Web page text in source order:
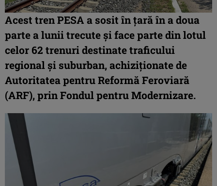
Acest tren PESA a sosit în țară în a doua
parte a lunii trecute și face parte din lotul
celor 62 trenuri destinate traficului
regional și suburban, achiziționate de
Autoritatea pentru Reformă Feroviară
(ARF), prin Fondul pentru Modernizare.